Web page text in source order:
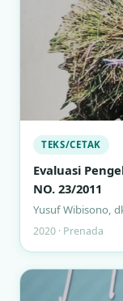
TEKS/CETAK
Evaluasi
NO. 23/2011
Yusuf Wibisono,
2020 · Prenada